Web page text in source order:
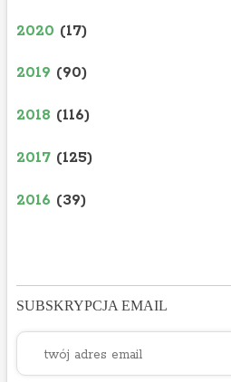
2020 (17)
2019 (90)
2018 (116)
2017 (125)
2016 (39)
SUBSKRYPCJA EMAIL